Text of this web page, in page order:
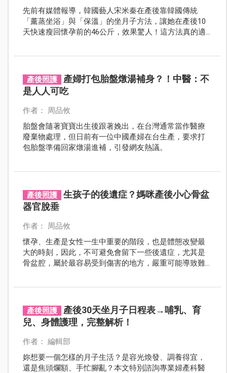
先前有媒體報導，韓國藝人宋米秦在產後靠韓國傳統
「薰蒸坐浴」與「保溫」的坐月子方法，讓她在產後10
天快速瘦回懷孕前的46公斤，效果驚人！這方法真的適
產後照護
產婦打包胎盤燉湯補身？！中醫：不
是人人可吃
作者： 周品攸
胎盤會隨著寶寶出生後跟著娩出，在台灣通常當作醫療
廢棄物處理，但日前有一位中國產婦在台生產，要求打
包胎盤準備回家燉湯進補，引發網友熱議。
產後照護
生孩子的後遺症？媽咪產後小心骨盆
器官脫垂
作者： 周品攸
懷孕、生產是女性一生中重要的階段，也是體態改變最
大的時刻，因此，不可避免會留下一些後遺症，尤其是
骨盆腔，屬於最容易受到傷害的地方，嚴重可能導致難
產後照護
產後30天坐月子日程表→哺乳、育
兒、身體護理，完整解析！
作者： 編輯部
妳想要一個怎樣的月子生活？是容光煥發、調養得宜，
還是焦頭爛額、手忙腳亂？本文特別諮詢專業婦產科醫